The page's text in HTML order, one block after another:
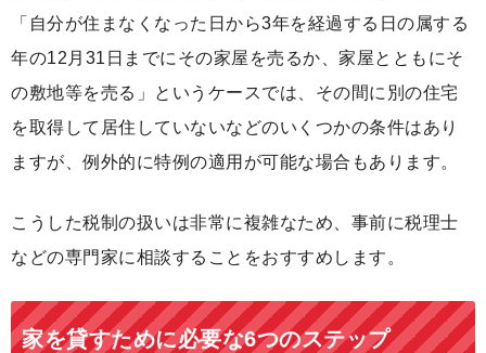
「自分が住まなくなった日から3年を経過する日の属する
年の12月31日までにその家屋を売るか、家屋とともにそ
の敷地等を売る」というケースでは、その間に別の住宅
を取得して居住していないなどのいくつかの条件はあり
ますが、例外的に特例の適用が可能な場合もあります。
こうした税制の扱いは非常に複雑なため、事前に税理士
などの専門家に相談することをおすすめします。
家を貸すために必要な6つのステップ